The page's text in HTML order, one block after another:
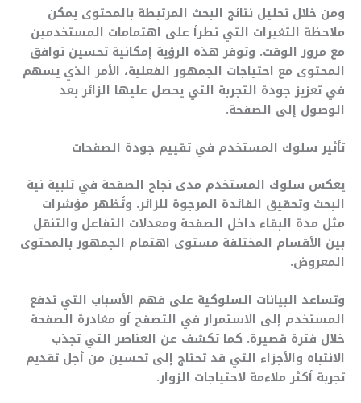
ومن خلال تحليل نتائج البحث المرتبطة بالمحتوى يمكن
ملاحظة التغيرات التي تطرأ على اهتمامات المستخدمين
مع مرور الوقت. وتوفر هذه الرؤية إمكانية تحسين توافق
المحتوى مع احتياجات الجمهور الفعلية، الأمر الذي يسهم
في تعزيز جودة التجربة التي يحصل عليها الزائر بعد
الوصول إلى الصفحة.
تأثير سلوك المستخدم في تقييم جودة الصفحات
يعكس سلوك المستخدم مدى نجاح الصفحة في تلبية نية
البحث وتحقيق الفائدة المرجوة للزائر. وتُظهر مؤشرات
مثل مدة البقاء داخل الصفحة ومعدلات التفاعل والتنقل
بين الأقسام المختلفة مستوى اهتمام الجمهور بالمحتوى
المعروض.
وتساعد البيانات السلوكية على فهم الأسباب التي تدفع
المستخدم إلى الاستمرار في التصفح أو مغادرة الصفحة
خلال فترة قصيرة. كما تكشف عن العناصر التي تجذب
الانتباه والأجزاء التي قد تحتاج إلى تحسين من أجل تقديم
تجربة أكثر ملاءمة لاحتياجات الزوار.